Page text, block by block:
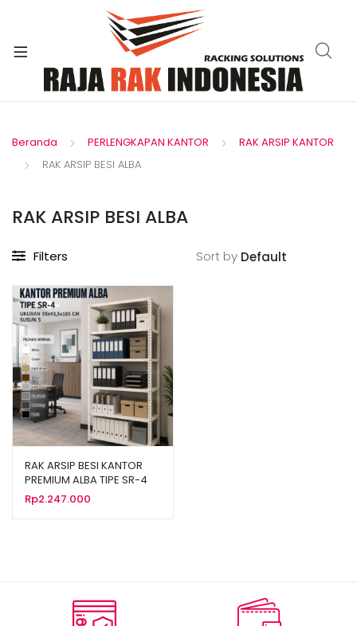
Beranda PERLENGKAPAN KANTOR
RAK ARSIP KANTOR
RAK ARSIP BESI ALBA
RAK ARSIP BESI ALBA
Filters Sort by
RAK ARSIP BESI KANTOR
PREMIUM ALBA TIPE SR-4
UKURAN 95×43,5×185 CM
SUSUN 5
Rp2.247.000